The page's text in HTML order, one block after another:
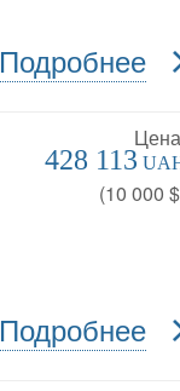
Подробнее
428 113
(10 000
Подробнее